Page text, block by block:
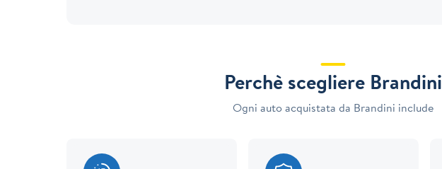
Perchè scegliere Brandini
Ogni auto acquistata da Brandini include